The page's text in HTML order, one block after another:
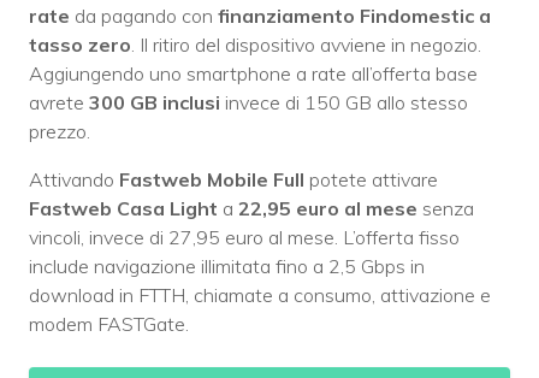
rate da pagando con finanziamento Findomestic a
tasso zero . Il ritiro del dispositivo avviene in negozio.
Aggiungendo uno smartphone a rate all’offerta base
avrete 300 GB inclusi invece di 150 GB allo stesso
prezzo.
Attivando Fastweb Mobile Full potete attivare
Fastweb Casa Light a 22,95 euro al mese senza
vincoli, invece di 27,95 euro al mese. L’offerta fisso
include navigazione illimitata fino a 2,5 Gbps in
download in FTTH, chiamate a consumo, attivazione e
modem FASTGate.